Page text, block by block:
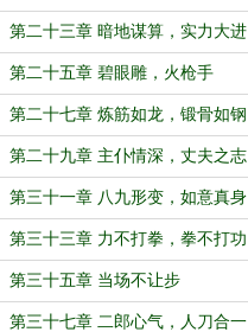
第二十三章 暗地谋算，实力大进
第二十五章 碧眼雕，火枪手
第二十七章 炼筋如龙，锻骨如钢
第二十九章 主仆情深，丈夫之志
第三十一章 八九形变，如意真身
第三十三章 力不打拳，拳不打功
第三十五章 当场不让步
第三十七章 二郎心气，人刀合一